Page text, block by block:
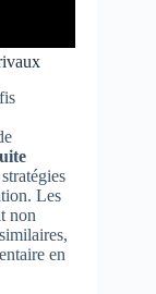
Les
non
en